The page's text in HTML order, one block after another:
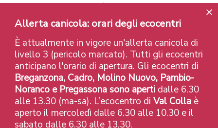
Contatti Liens
Avis légal
Politique de confidentialité
Labels et Distinctions
Credits
© 2026 Città di Lugano
Allerta canicola: orari degli ecocentri
È attualmente in vigore un'allerta canicola di
livello 3 (pericolo marcato). Tutti gli ecocentri
anticipano l'orario di apertura. Gli ecocentri di
Breganzona, Cadro, Molino Nuovo, Pambio-
Noranco e Pregassona sono aperti dalle 6.30
alle 13.30 (ma-sa). L’ecocentro di Val Colla è
aperto il mercoledì dalle 6.30 alle 10.30 e il
sabato dalle 6.30 alle 13.30.